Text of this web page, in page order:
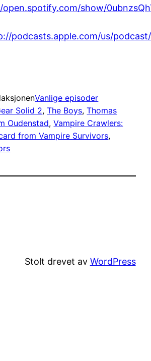
show/
podcasts.apple.com/us/podcast/
Vanlige episoder
Solid 2, The Boys, Thomas
Oudenstad, Vampire Crawlers:
from Vampire Survivors
Stolt drevet av WordPress